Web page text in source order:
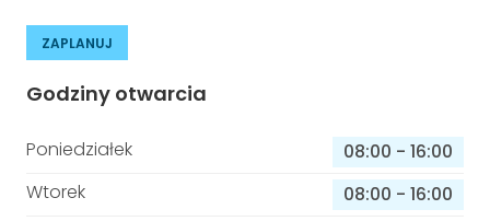
ZAPLANUJ
Godziny otwarcia
Poniedziałek 08:00 - 16:00
Wtorek
08:00 - 16:00